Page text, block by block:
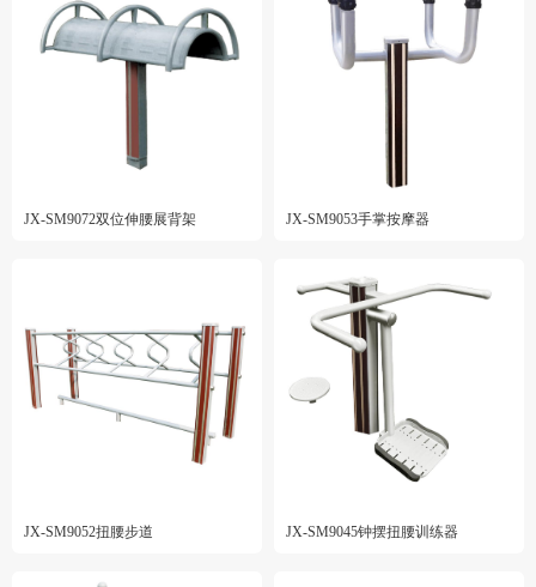
JX-SM9072双位伸腰展背架 JX-SM9053手掌按摩器
JX-SM9052扭腰步道 JX-SM9045钟摆扭腰训练器